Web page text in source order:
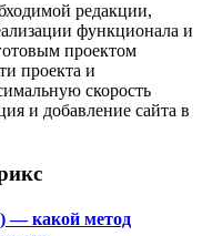
редакции,
функционала и
проектом
проекта и
скорость
и добавление сайта в
— какой метод